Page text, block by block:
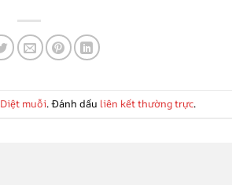
Diệt muỗi. Đánh dấu liên kết thường trực.